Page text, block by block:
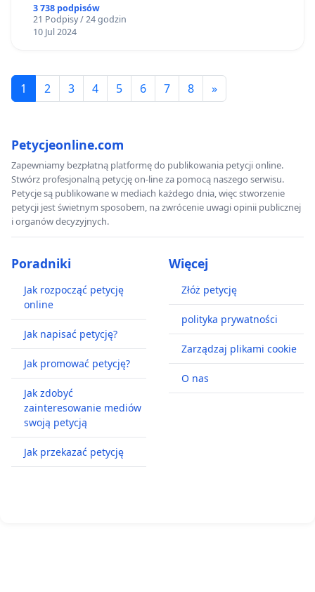
3 738 podpisów
21 Podpisy / 24 godzin
10 Jul 2024
1 2 3 4 5 6 7 8 »
Petycjeonline.com
Zapewniamy bezpłatną platformę do publikowania petycji online.
Stwórz profesjonalną petycję on-line za pomocą naszego serwisu.
Petycje są publikowane w mediach każdego dnia, więc stworzenie
petycji jest świetnym sposobem, na zwrócenie uwagi opinii publicznej
i organów decyzyjnych.
Poradniki
Jak rozpocząć petycję
online
Jak napisać petycję?
Jak promować petycję?
Jak zdobyć
zainteresowanie mediów
swoją petycją
Jak przekazać petycję
Więcej
Złóż petycję
polityka prywatności
Zarządzaj plikami cookie
O nas